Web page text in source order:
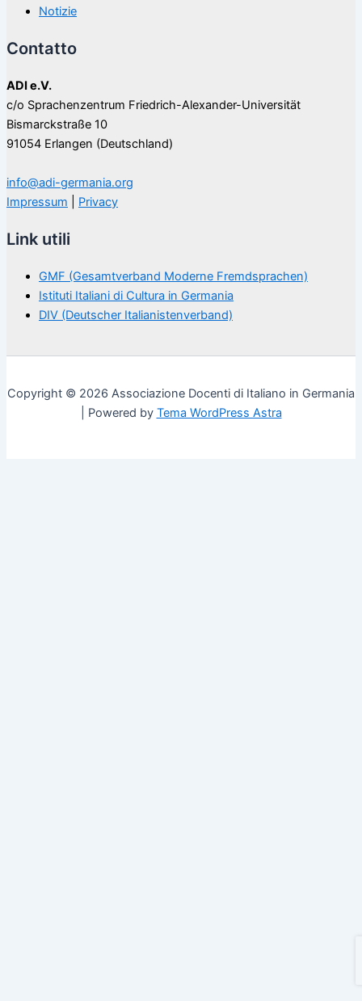
Notizie
Contatto
ADI e.V.
c/o Sprachenzentrum Friedrich-Alexander-Universität
Bismarckstraße 10
91054 Erlangen (Deutschland)
info@adi-germania.org
Impressum
Privacy
Link utili
GMF (Gesamtverband Moderne Fremdsprachen)
Istituti Italiani di Cultura in Germania
DIV (Deutscher Italianistenverband)
Copyright © 2026 Associazione Docenti di Italiano in Germania
| Powered by Tema WordPress Astra